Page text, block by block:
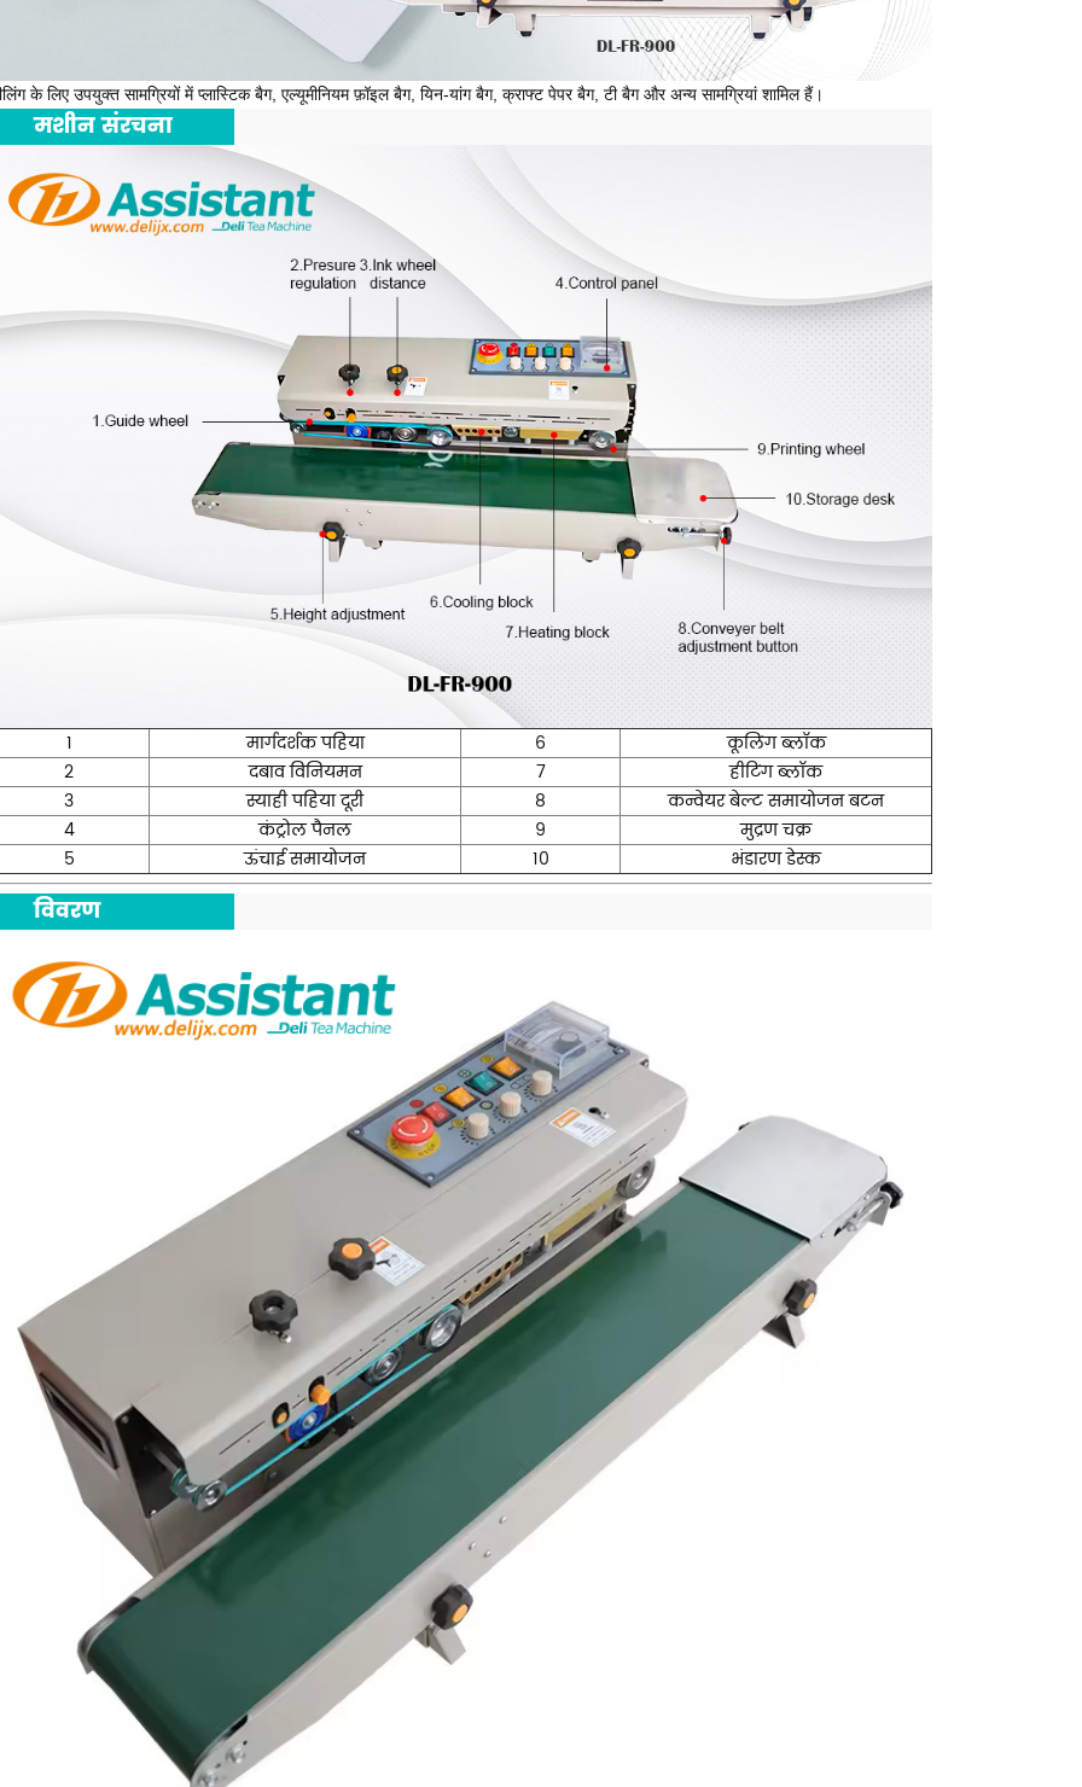
के लिए उपयुक्त सामग्रियों में प्लास्टिक बैग, एल्यूमीनियम फ़ॉइल बैग, यिन-यांग बैग, क्राफ्ट पेपर बैग, टी बैग और अन्य सामग्रियां शामिल हैं।
***मशीन संरचना
1 मार्गदर्शक पहिया 6
कूलिंग ब्लॉक
2
दबाव विनियमन 7
हीटिंग ब्लॉक
3
स्याही पहिया दूरी 8
कन्वेयर बेल्ट समायोजन बटन
4
कंट्रोल पैनल 9
मुद्रण चक्र
5
ऊंचाई समायोजन 10 भंडारण डेस्क
***विवरण